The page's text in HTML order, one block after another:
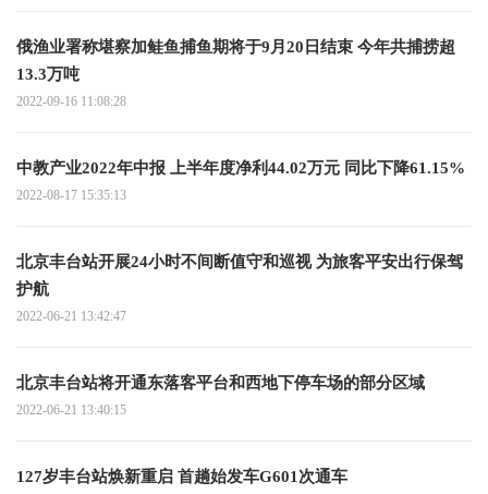
俄渔业署称堪察加鲑鱼捕鱼期将于9月20日结束 今年共捕捞超
13.3万吨
2022-09-16 11:08:28
中教产业2022年中报 上半年度净利44.02万元 同比下降61.15%
2022-08-17 15:35:13
北京丰台站开展24小时不间断值守和巡视 为旅客平安出行保驾
护航
2022-06-21 13:42:47
北京丰台站将开通东落客平台和西地下停车场的部分区域
2022-06-21 13:40:15
127岁丰台站焕新重启 首趟始发车G601次通车